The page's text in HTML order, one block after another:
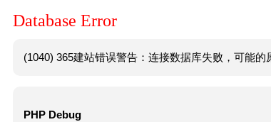
Database Error
(1040) 365建站错误警告：连接数据库失败，可能的
PHP Debug